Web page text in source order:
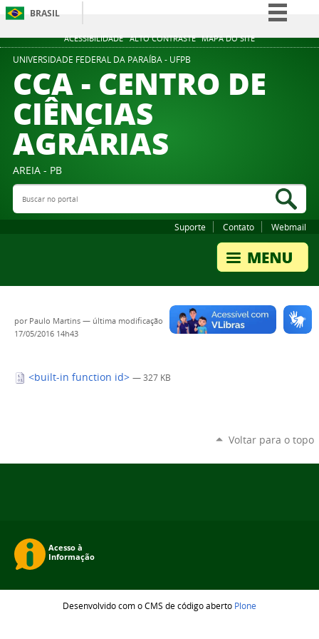
ACESSIBILIDADE ALTO CONTRASTE MAPA DO SITE
BRASIL
Simplifique!
Participe
UNIVERSIDADE FEDERAL DA PARAÍBA - UFPB
CCA - CENTRO DE
CIÊNCIAS
AGRÁRIAS
AREIA - PB
Buscar no portal
Suporte Contato Webmail
por Paulo Martins — última modificação
17/05/2016 14h43
<built-in function id> — 327 KB
Voltar para o topo
Desenvolvido com o CMS de código aberto Plone